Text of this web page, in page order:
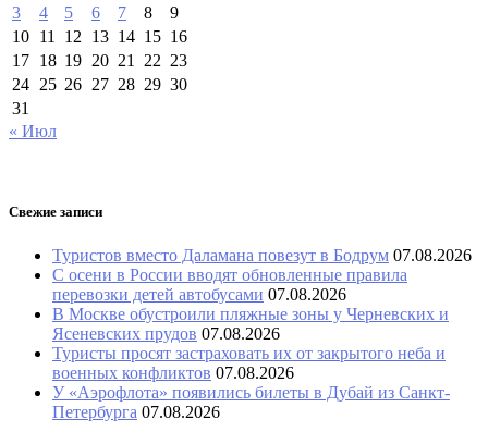
3
4 5 6 7 8
9
10 11 12 13 14 15 16
17 18 19 20 21 22 23
24 25 26 27 28 29 30
31
« Июл
Свежие записи
Туристов вместо Даламана повезут в Бодрум 07.08.2026
С осени в России вводят обновленные правила
перевозки детей автобусами 07.08.2026
В Москве обустроили пляжные зоны у Черневских и
Ясеневских прудов 07.08.2026
Туристы просят застраховать их от закрытого неба и
военных конфликтов 07.08.2026
У «Аэрофлота» появились билеты в Дубай из Санкт-
Петербурга 07.08.2026